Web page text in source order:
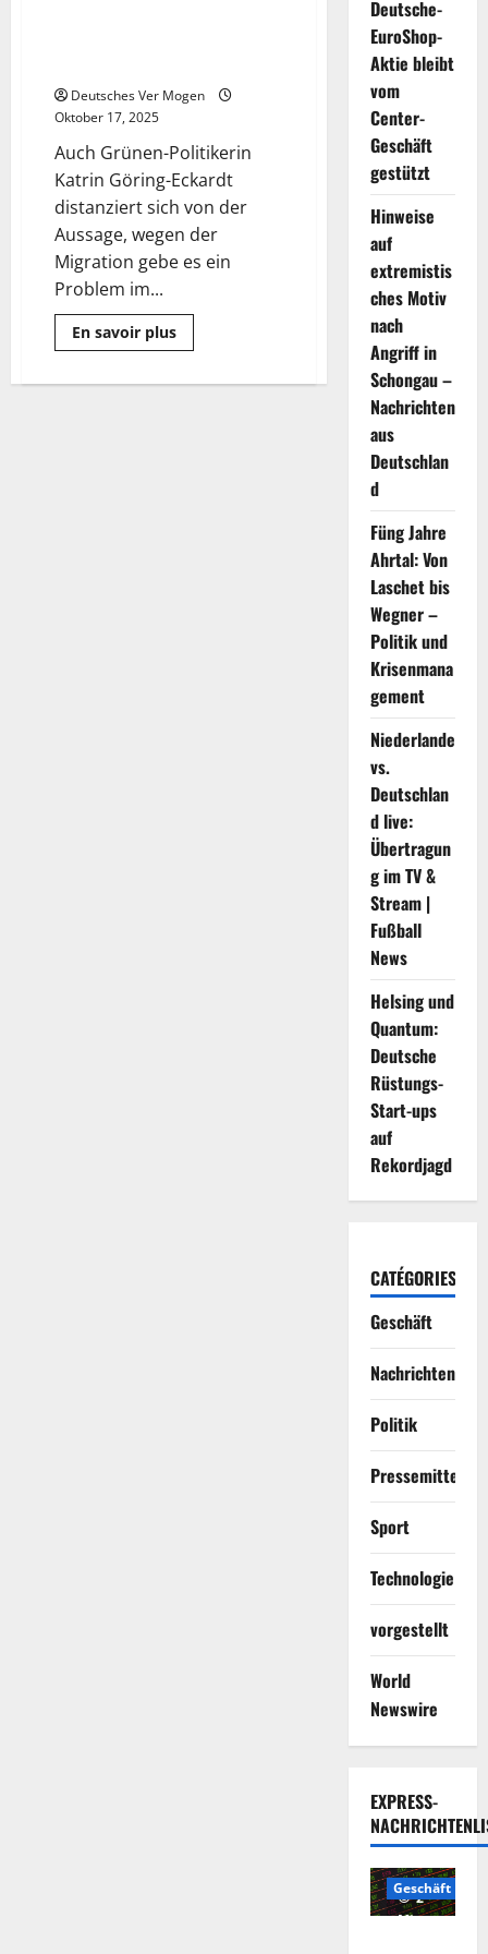
Deutsches Ver Mogen
Oktober 17, 2025
Auch Grünen-Politikerin
Katrin Göring-Eckardt
distanziert sich von der
Aussage, wegen der
Migration gebe es ein
Problem im...
En savoir plusMehr
Informationen
„Menschen
Deutsche-
EuroShop-
Aktie bleibt
vom
Center-
Geschäft
gestützt
Hinweise
auf
extremistis
ches Motiv
nach
Angriff in
Schongau –
Nachrichten
aus
Deutschlan
d
Füng Jahre
Ahrtal: Von
Laschet bis
Wegner –
Politik und
Krisenmana
gement
Niederlande
vs.
Deutschlan
d live:
Übertragun
g im TV &
Stream |
Fußball
News
Helsing und
Quantum:
Deutsche
Rüstungs-
Start-ups
auf
Rekordjagd
CATÉGORIES
Geschäft
Nachrichten
Politik
Sport
Technologie
vorgestellt
World
Newswire
EXPRESS-
2
Minuten
Geschäft